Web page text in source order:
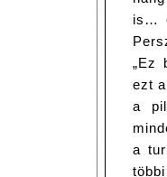
is…
„Ez
ezt
a
a